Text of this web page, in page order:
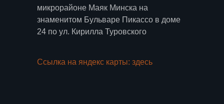
микрорайоне Маяк Минска на
знаменитом Бульваре Пикассо в доме
24 по ул. Кирилла Туровского
Ссылка на яндекс карты: здесь